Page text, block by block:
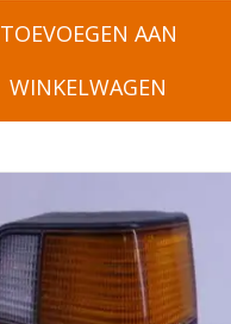
TOEVOEGEN AAN
WINKELWAGEN